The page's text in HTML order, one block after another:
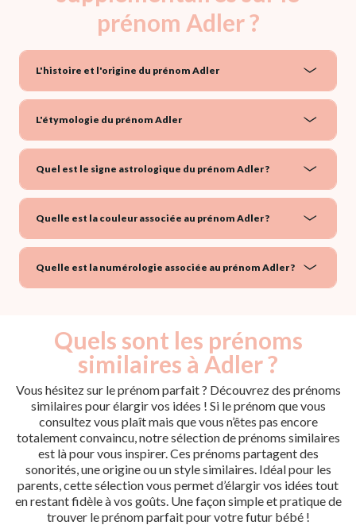
prénom Adler ?
L'histoire et l'origine du prénom Adler
L'étymologie du prénom Adler
Quel est le signe astrologique du prénom Adler ?
Quelle est la couleur associée au prénom Adler ?
Quelle est la numérologie associée au prénom Adler ?
Quels sont les prénoms
similaires à Adler ?
Vous hésitez sur le prénom parfait ? Découvrez des prénoms
similaires pour élargir vos idées ! Si le prénom que vous
consultez vous plaît mais que vous n’êtes pas encore
totalement convaincu, notre sélection de prénoms similaires
est là pour vous inspirer. Ces prénoms partagent des
sonorités, une origine ou un style similaires. Idéal pour les
parents, cette sélection vous permet d’élargir vos idées tout
en restant fidèle à vos goûts. Une façon simple et pratique de
trouver le prénom parfait pour votre futur bébé !